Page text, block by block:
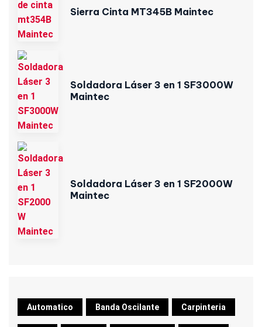
Sierra Cinta MT345B Maintec
Soldadora Láser 3 en 1 SF3000W
Maintec
Soldadora Láser 3 en 1 SF2000W
Maintec
Automatico Banda Oscilante Carpinteria